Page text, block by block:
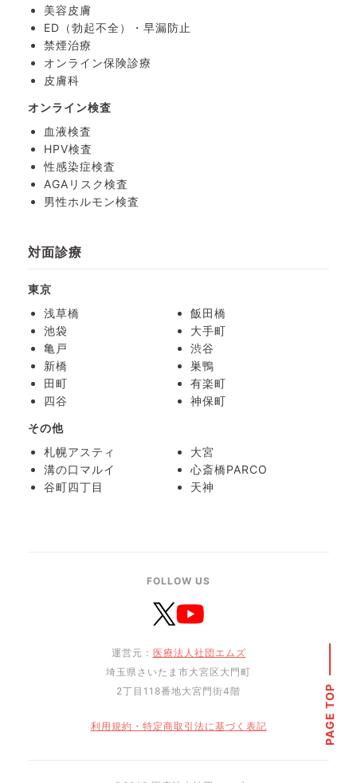
美容皮膚
ED（勃起不全）・ 早漏防止
禁煙治療
オンライン保険診療
皮膚科
オンライン検査
血液検査
HPV検査
性感染症検査
AGAリスク検査
男性ホルモン検査
対面診療
東京
浅草橋
飯田橋
池袋
大手町
亀戸
渋谷
新橋
巣鴨
田町
有楽町
四谷
神保町
その他
札幌アスティ
大宮
溝の口マルイ
心斎橋PARCO
谷町四丁目
天神
FOLLOW US
運営元： 医療法人社団エムズ
埼玉県さいたま市大宮区大門町
2丁目118番地大宮門街4階
利用規約・特定商取引法に基づく表記 PAGE TOP